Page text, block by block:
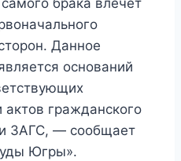
брака влечёт
Данное
оснований
актов гражданского
ЗАГС, — сообщает
Югры».